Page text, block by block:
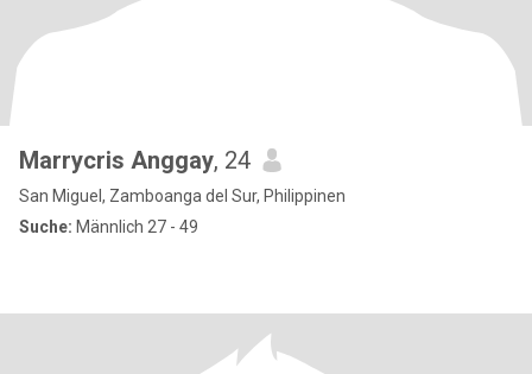
Marrycris Anggay, 24
San Miguel, Zamboanga del Sur, Philippinen
Suche: Männlich 27 - 49